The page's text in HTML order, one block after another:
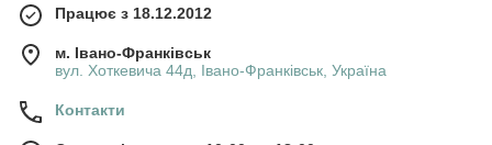
Працює з 18.12.2012
м. Івано-Франківськ
вул. Хоткевича 44д, Івано-Франківськ, Україна
Контакти